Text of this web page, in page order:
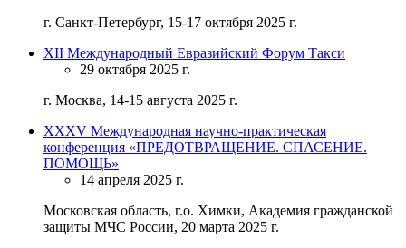
г. Санкт-Петербург, 15-17 октября 2025 г.
XII Международный Евразийский Форум Такси
29 октября 2025 г.
г. Москва, 14-15 августа 2025 г.
ХХХV Международная научно-практическая
конференция «ПРЕДОТВРАЩЕНИЕ. СПАСЕНИЕ.
ПОМОЩЬ»
14 апреля 2025 г.
Московская область, г.о. Химки, Академия гражданской
защиты МЧС России, 20 марта 2025 г.